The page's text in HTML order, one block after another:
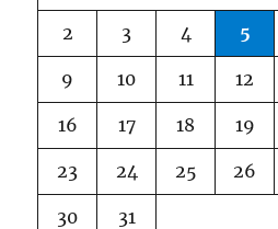
2 3 4 5
9 10 11 12
16 17 18 19
23 24 25 26
30 31